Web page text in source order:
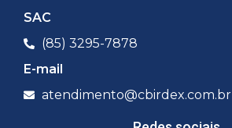
SAC
(85) 3295-7878
E-mail
atendimento@cbirdex.com.br